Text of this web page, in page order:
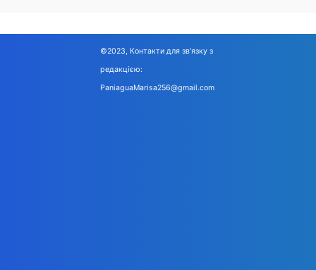
©2023, Контакти для зв'язку з
редакцією:
PaniaguaMarisa256@gmail.com